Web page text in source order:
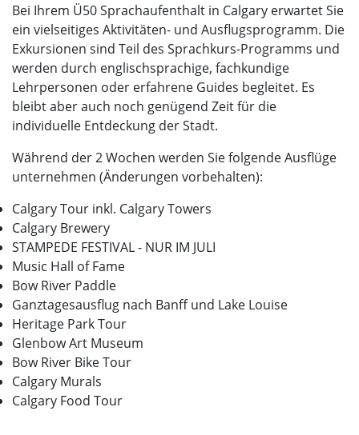
Bei Ihrem Ü50 Sprachaufenthalt in Calgary erwartet Sie
ein vielseitiges Aktivitäten- und Ausflugsprogramm. Die
Exkursionen sind Teil des Sprachkurs-Programms und
werden durch englischsprachige, fachkundige
Lehrpersonen oder erfahrene Guides begleitet. Es
bleibt aber auch noch genügend Zeit für die
individuelle Entdeckung der Stadt.
Während der 2 Wochen werden Sie folgende Ausflüge
unternehmen (Änderungen vorbehalten):
Calgary Tour inkl. Calgary Towers
Calgary Brewery
STAMPEDE FESTIVAL - NUR IM JULI
Music Hall of Fame
Bow River Paddle
Ganztagesausflug nach Banff und Lake Louise
Heritage Park Tour
Glenbow Art Museum
Bow River Bike Tour
Calgary Murals
Calgary Food Tour